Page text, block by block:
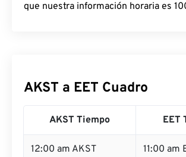
que nuestra información horaria es
AKST a EET Cuadro
AKST Tiempo EET
12:00 am AKST
11:00 am